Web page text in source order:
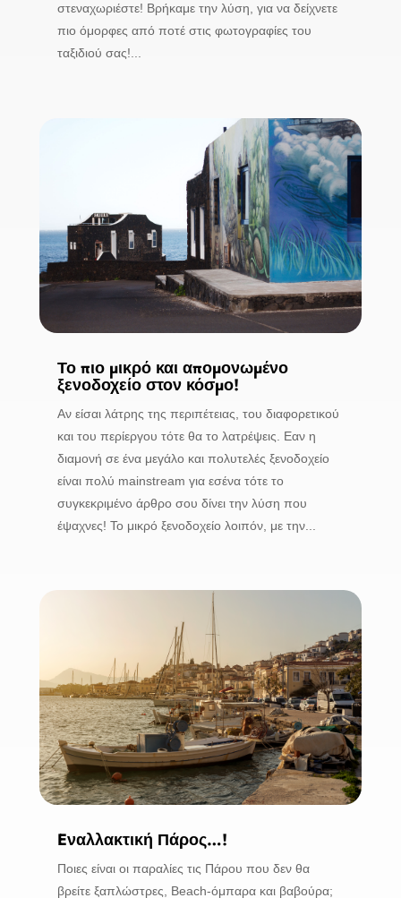
στεναχωριέστε! Βρήκαμε την λύση, για να δείχνετε
πιο όμορφες από ποτέ στις φωτογραφίες του
ταξιδιού σας!...
Το πιο μικρό και απομονωμένο
ξενοδοχείο στον κόσμο!
Αν είσαι λάτρης της περιπέτειας, του διαφορετικού
και του περίεργου τότε θα το λατρέψεις. Εαν η
διαμονή σε ένα μεγάλο και πολυτελές ξενοδοχείο
είναι πολύ mainstream για εσένα τότε το
συγκεκριμένο άρθρο σου δίνει την λύση που
έψαχνες! Το μικρό ξενοδοχείο λοιπόν, με την...
Eναλλακτική Πάρος…!
Ποιες είναι οι παραλίες τις Πάρου που δεν θα
βρείτε ξαπλώστρες, Beach-όμπαρα και βαβούρα;